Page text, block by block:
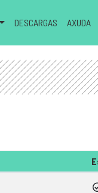
DESCARGAS AXUDA